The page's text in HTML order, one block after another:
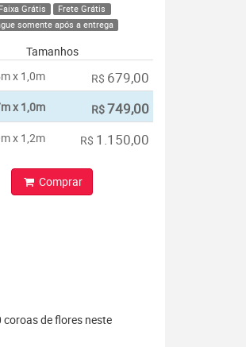
Faixa Grátis
Frete Grátis
somente após a entrega
Tamanhos
x 1,0m
R$ 679,00
x 1,0m R$749,00
x 1,2m R$ 1.150,00
Comprar
de flores neste